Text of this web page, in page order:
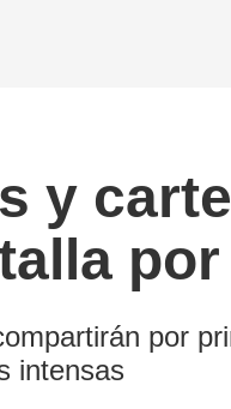
y
por
intensas